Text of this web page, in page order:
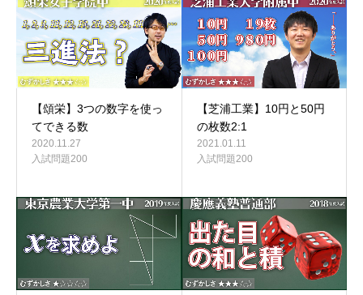
【頌栄】3つの数字を使っ
てできる数
2020.11.27
入試問題200
【芝浦工業】10円と50円
の枚数2:1
2021.01.11
入試問題200